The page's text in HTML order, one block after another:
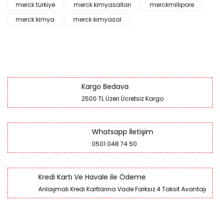
merck türkiye
merck kimyasalları
merckmillipore
merck kimya
merck kimyasal
Kargo Bedava
2500 TL Üzeri Ücretsiz Kargo
Whatsapp İletişim
0501 048 74 50
Kredi Kartı Ve Havale ile Ödeme
Anlaşmalı Kredi Kartlarına Vade Farksız 4 Taksit Avantajı